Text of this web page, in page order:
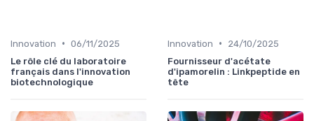
Innovation • 06/11/2025
Le rôle clé du laboratoire
français dans l'innovation
biotechnologique
Innovation •
24/10/2025
Fournisseur d'acétate
d'ipamorelin : Linkpeptide en
tête